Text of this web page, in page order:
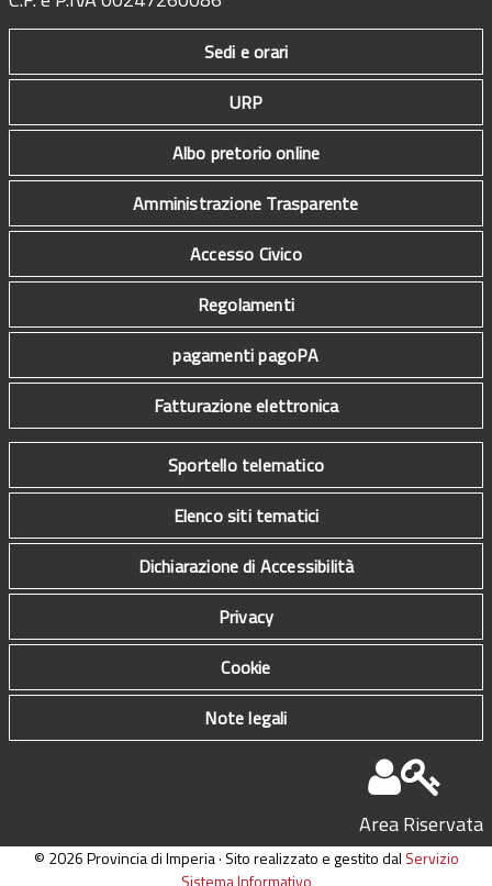
Sedi e orari
URP
Albo pretorio online
Amministrazione Trasparente
Accesso Civico
Regolamenti
pagamenti pagoPA
Fatturazione elettronica
Sportello telematico
Elenco siti tematici
Dichiarazione di Accessibilità
Privacy
Cookie
Note legali
Area Riservata
© 2026 Provincia di Imperia · Sito realizzato e gestito dal Servizio
Sistema Informativo